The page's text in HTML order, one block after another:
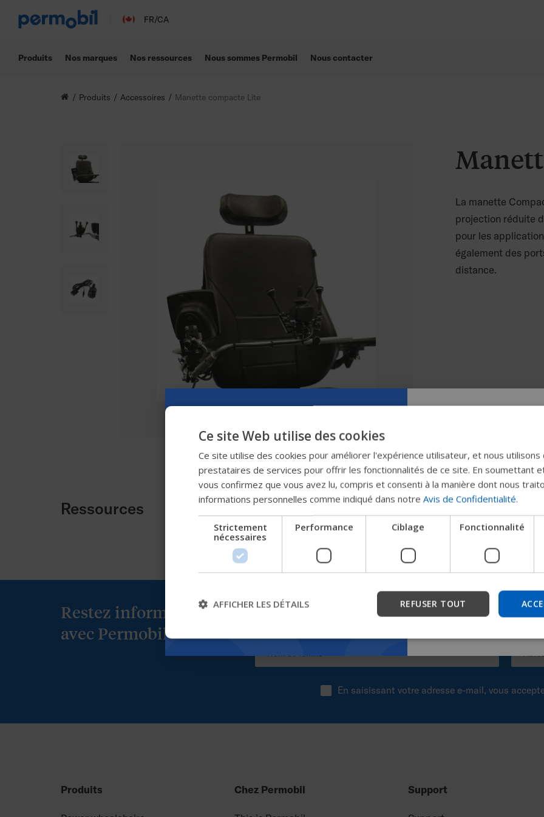
FR/CA
Produits Nos marques Nos ressources Nous sommes Permobil Nous contacter
Produits Accessoires Manette compacte Lite
La manette
projection réduite
pour les
également des
distance.
Ressources
Restez informé(e)
avec Permobil
En saisissant votre adresse e-mail, vous
Produits Chez Permobil Support
nouveau
Permobil
Nous testons un moyen
les produits, d'obtenir des
l'entreprise et de trouver
Commencer
Ce site Web utilise des cookies
Ce site utilise des cookies pour améliorer l'expérience utilisateur, et nous
prestataires de services pour offrir les fonctionnalités de ce site. En soumettant
vous confirmez que vous avez lu, compris et consenti à la manière dont nous
informations personnelles comme indiqué dans notre Avis de Confidentialité.
Strictement
nécessaires
Performance Ciblage Fonctionnalité
REFUSER TOUT
AFFICHER LES DÉTAILS